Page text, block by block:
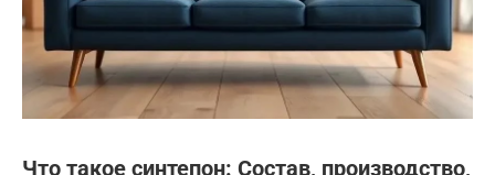
Что такое синтепон: Состав, производство,